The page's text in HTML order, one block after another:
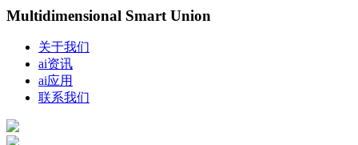
Multidimensional Smart Union
关于我们
ai资讯
ai应用
联系我们